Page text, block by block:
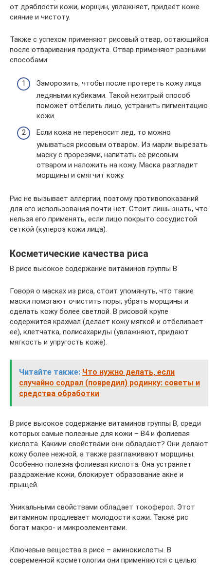
от дряблости кожи, морщин, увлажняет, придаёт коже
сияние и чистоту.
Также с успехом применяют рисовый отвар, остающийся
после отваривания продукта. Отвар применяют разными
способами:
Заморозить, чтобы после протереть кожу лица
ледяными кубиками. Такой нехитрый способ
поможет отбелить лицо, устранить пигментацию
кожи.
Если кожа не переносит лед, то можно
умываться рисовым отваром. Из марли вырезать
маску с прорезями, напитать её рисовым
отваром и наложить на кожу. Маска разгладит
морщины и смягчит кожу.
Рис не вызывает аллергии, поэтому противопоказаний
для его использования почти нет. Стоит лишь знать, что
нельзя его применять, если лицо покрыто сосудистой
сеткой (купероз кожи лица).
Косметические качества риса
В рисе высокое содержание витаминов группы В
Говоря о масках из риса, стоит упомянуть, что такие
маски помогают очистить поры, убрать морщины и
сделать кожу более светлой. В рисовой крупе
содержится крахмал (делает кожу мягкой и отбеливает
ее), клетчатка, полисахариды (увлажняют, придают
мягкость и упругость коже).
Читайте также: Что нужно делать, если
случайно содрал (повредил) родинку: советы и
средства обработки
В рисе высокое содержание витаминов группы В, среди
которых самые полезные для кожи – В4 и фолиевая
кислота. Какими свойствами они обладают? Они делают
кожу более нежной, а также разглаживают морщины.
Особенно полезна фолиевая кислота. Она устраняет
раздражение кожи, блокирует образование акне и
прыщей.
Уникальными свойствами обладает токоферол. Этот
витамином продлевает молодости кожи. Также рис
богат макро- и микроэлементами.
Ключевые вещества в рисе – аминокислоты. В
современной косметологии они применяются с целью